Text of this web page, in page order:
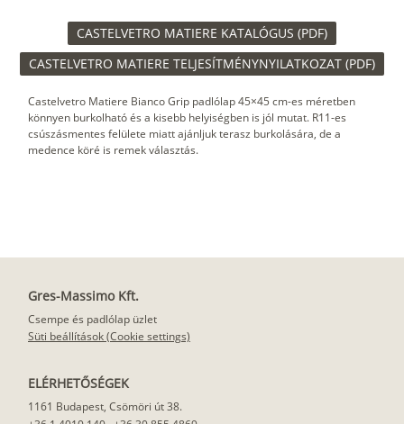
CASTELVETRO MATIERE KATALÓGUS (PDF)
CASTELVETRO MATIERE TELJESÍTMÉNYNYILATKOZAT (PDF)
Castelvetro Matiere Bianco Grip padlólap 45×45 cm-es méretben
könnyen burkolható és a kisebb helyiségben is jól mutat. R11-es
csúszásmentes felülete miatt ajánljuk terasz burkolására, de a
medence köré is remek választás.
Gres-Massimo Kft.
Csempe és padlólap üzlet
Süti beállítások (Cookie settings)
ELÉRHETŐSÉGEK
1161 Budapest, Csömöri út 38.